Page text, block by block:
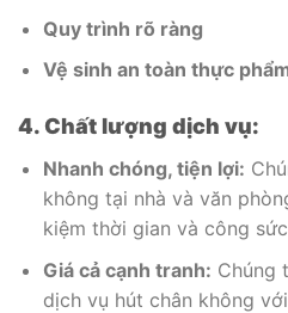
Quy trình rõ ràng
Vệ sinh an toàn thực
4. Chất lượng dịch vụ:
Nhanh chóng, tiện lợi:
không tại nhà và văn
kiệm thời gian và công
Giá cả cạnh tranh: Chúng
dịch vụ hút chân không